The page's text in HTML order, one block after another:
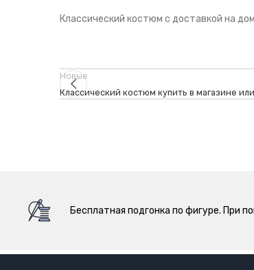
Классический костюм с доставкой на
Новые
Классический костюм купить в магазине
Бесплатная подгонка по фигуре. При